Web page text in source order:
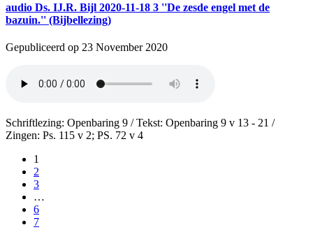
audio Ds. IJ.R. Bijl 2020-11-18 3 ''De zesde engel met de
bazuin.'' (Bijbellezing)
Gepubliceerd op 23 November 2020
Schriftlezing: Openbaring 9 / Tekst: Openbaring 9 v 13 - 21 /
Zingen: Ps. 115 v 2; PS. 72 v 4
1
2
3
…
6
7